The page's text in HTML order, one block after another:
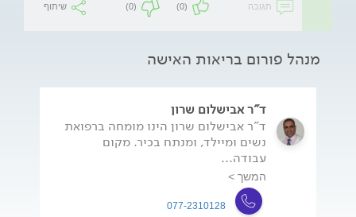
תגובה (0)
(0) שיתוף
מנהל פורום בריאות האישה
ד"ר אבישלום שרון
ד"ר אבישלום שרון הינו מומחה ברפואת
נשים ומיילד, ומנתח בכיר. מקום
עבודה...
המשך >
077-2310128